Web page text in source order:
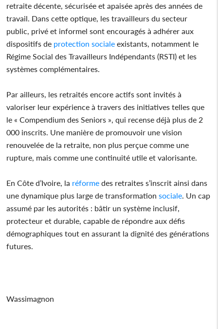
retraite décente, sécurisée et apaisée après des années de
travail. Dans cette optique, les travailleurs du secteur
public, privé et informel sont encouragés à adhérer aux
dispositifs de protection sociale existants, notamment le
Régime Social des Travailleurs Indépendants (RSTI) et les
systèmes complémentaires.
Par ailleurs, les retraités encore actifs sont invités à
valoriser leur expérience à travers des initiatives telles que
le « Compendium des Seniors », qui recense déjà plus de 2
000 inscrits. Une manière de promouvoir une vision
renouvelée de la retraite, non plus perçue comme une
rupture, mais comme une continuité utile et valorisante.
En Côte d’Ivoire, la réforme des retraites s’inscrit ainsi dans
une dynamique plus large de transformation sociale . Un cap
assumé par les autorités : bâtir un système inclusif,
protecteur et durable, capable de répondre aux défis
démographiques tout en assurant la dignité des générations
futures.
Wassimagnon